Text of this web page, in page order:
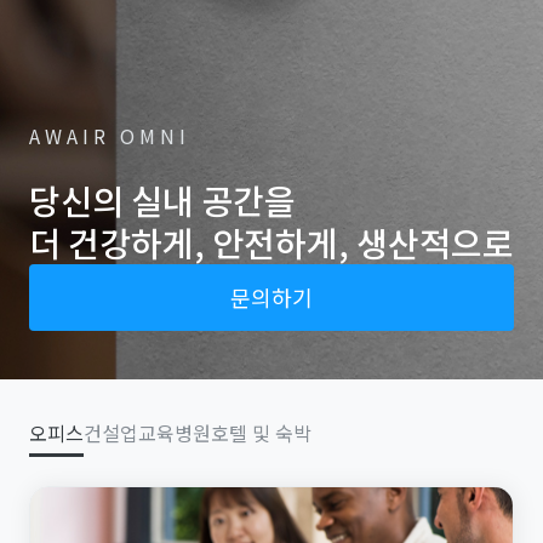
AWAIR OMNI
당신의 실내 공간을
더 건강하게, 안전하게, 생산적으로
문의하기
오피스건설업교육병원호텔 및 숙박